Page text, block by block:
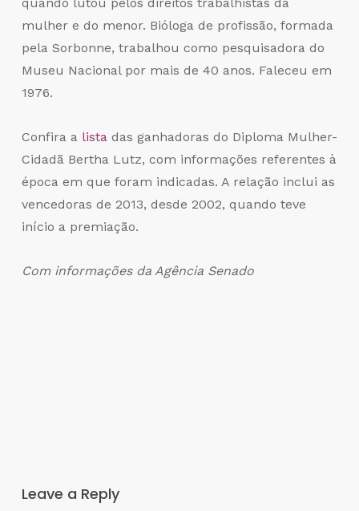
mulher e do menor. Bióloga de profissão, formada
pela Sorbonne, trabalhou como pesquisadora do
Museu Nacional por mais de 40 anos. Faleceu em
1976.
Confira a lista das ganhadoras do Diploma Mulher-
Cidadã Bertha Lutz, com informações referentes à
época em que foram indicadas. A relação inclui as
vencedoras de 2013, desde 2002, quando teve
início a premiação.
Com informações da Agência Senado
Leave a Reply